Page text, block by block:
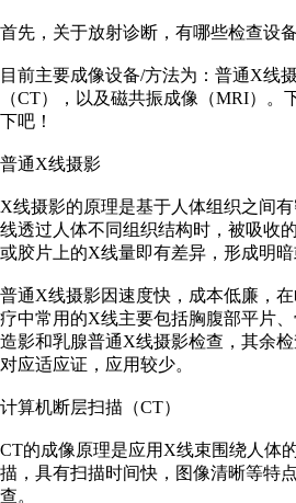
首先，关于放射诊断，有哪些检查设
目前主要成像设备/方法为：普通X线
（CT），以及磁共振成像（MRI）。
下吧！
普通X线摄影
X线摄影的原理是基于人体组织之间
线透过人体不同组织结构时，被吸收
或胶片上的X线量即有差异，形成明暗
普通X线摄影因速度快，成本低廉，
疗中常用的X线主要包括胸腹部平片
造影和乳腺普通X线摄影检查，其余
对应适应证，应用较少。
计算机断层扫描（CT）
CT的成像原理是应用X线束围绕人体
描，具有扫描时间快，图像清晰等特
查。